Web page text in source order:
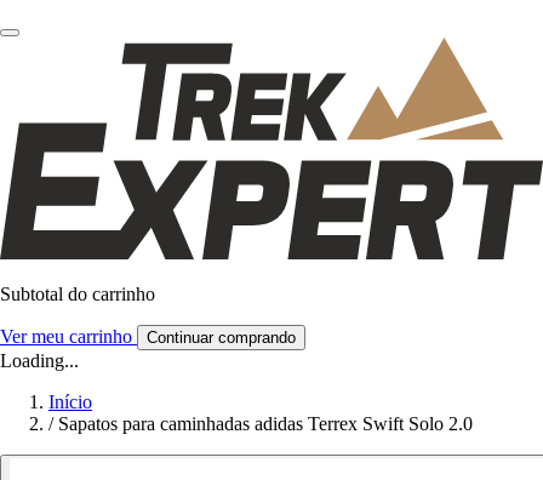
Subtotal do carrinho
Ver meu carrinho Continuar comprando
Loading...
Início
/ Sapatos para caminhadas adidas Terrex Swift Solo 2.0